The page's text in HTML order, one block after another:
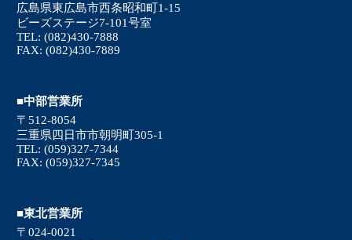
広島県東広島市西条昭和町1-15
ビーズステージ7-101号室
TEL: (082)430-7888
FAX: (082)430-7889
■中部営業所
〒512-8054
三重県四日市市朝明町305-1
TEL: (059)327-7344
FAX: (059)327-7345
■東北営業所
〒024-0021